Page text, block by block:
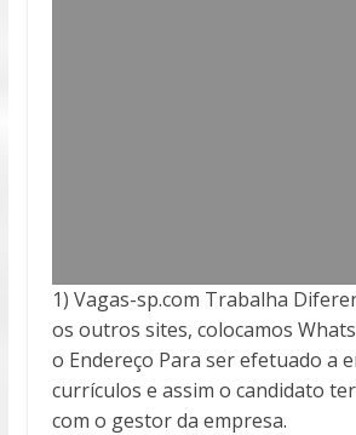
1) Vagas-sp.com Trabalha
os outros sites, colocamos
o Endereço Para ser efetuado a
currículos e assim o candidato
com o gestor da empresa.